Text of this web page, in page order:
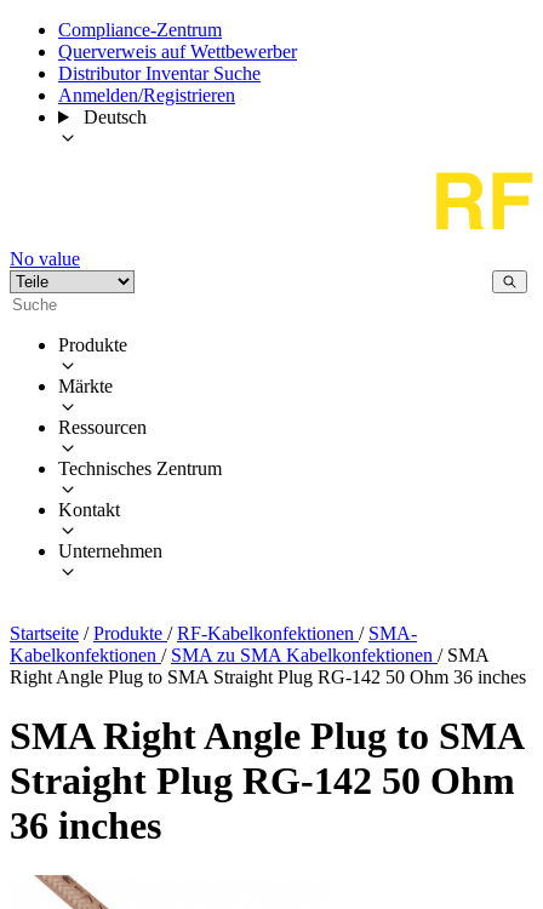
Compliance-Zentrum
Querverweis auf Wettbewerber
Distributor Inventar Suche
Anmelden/Registrieren
Deutsch
No value
Produkte
Märkte
Ressourcen
Technisches Zentrum
Kontakt
Unternehmen
Startseite / Produkte / RF-Kabelkonfektionen / SMA-
Kabelkonfektionen / SMA zu SMA Kabelkonfektionen / SMA
Right Angle Plug to SMA Straight Plug RG-142 50 Ohm 36 inches
SMA Right Angle Plug to SMA
Straight Plug RG-142 50 Ohm
36 inches